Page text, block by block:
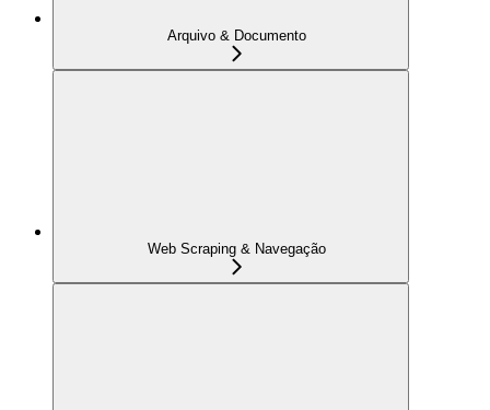
Arquivo & Documento
Web Scraping & Navegação